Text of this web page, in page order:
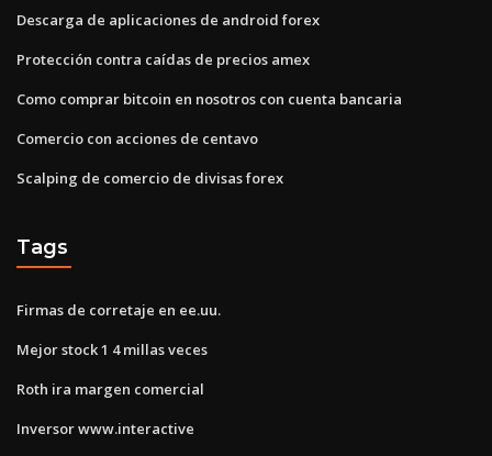
Descarga de aplicaciones de android forex
Protección contra caídas de precios amex
Como comprar bitcoin en nosotros con cuenta bancaria
Comercio con acciones de centavo
Scalping de comercio de divisas forex
Tags
Firmas de corretaje en ee.uu.
Mejor stock 1 4 millas veces
Roth ira margen comercial
Inversor www.interactive